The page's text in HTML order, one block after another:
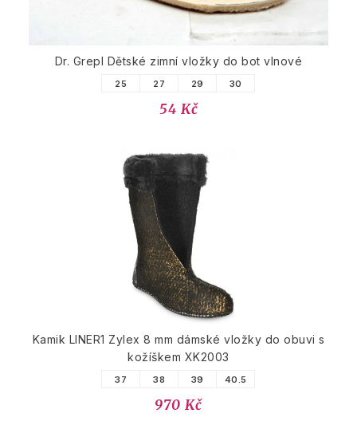
Dr. Grepl Dětské zimní vložky do bot vlnové
25 27 29 30
54 Kč
Kamik LINER1 Zylex 8 mm dámské vložky do obuvi s
kožíškem XK2003
37 38 39 40.5
970 Kč